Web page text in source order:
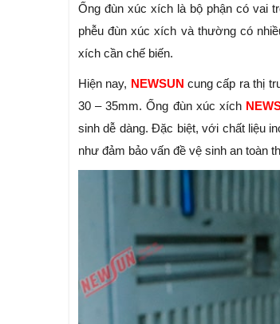
Ống đùn xúc xích là bộ phận có vai
phễu đùn xúc xích và thường có
xích cần chế biến.
Hiện nay, NEWSUN cung cấp ra thị
30 – 35mm. Ống đùn xúc xích
sinh dễ dàng. Đặc biệt, với chất liệu
như đảm bảo vấn đề vệ sinh an toàn